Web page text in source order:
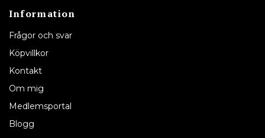
Information
Frågor och svar
Köpvillkor
Kontakt
Om mig
Medlemsportal
Blogg